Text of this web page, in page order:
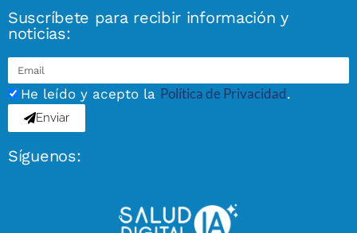
Suscríbete para recibir información y
noticias:
He leído y acepto la Política de Privacidad.
Enviar
Síguenos: